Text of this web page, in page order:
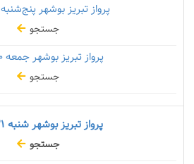
پرواز تبریز بوشهر پنج‌شنبه
جستجو
پرواز تبریز بوشهر جمعه
جستجو
پرواز تبریز بوشهر شنبه
جستجو